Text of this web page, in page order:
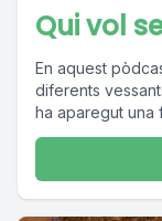
Qui vol
En aquest
diferents
ha aparegut una